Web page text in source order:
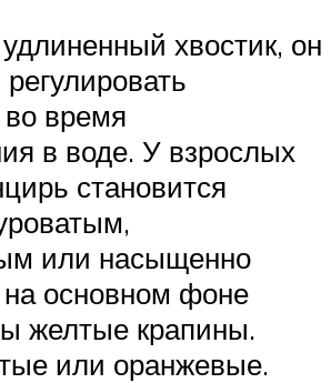
хвостик, он
время
в воде. У взрослых
становится
или насыщенно
основном фоне
желтые крапины.
или оранжевые.